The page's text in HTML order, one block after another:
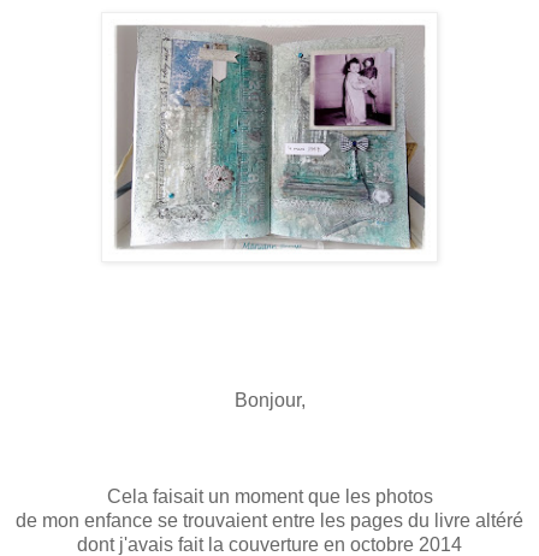
Bonjour,
Cela faisait un moment que les photos
de mon enfance se trouvaient entre les pages du livre altéré
dont j'avais fait la couverture en octobre 2014